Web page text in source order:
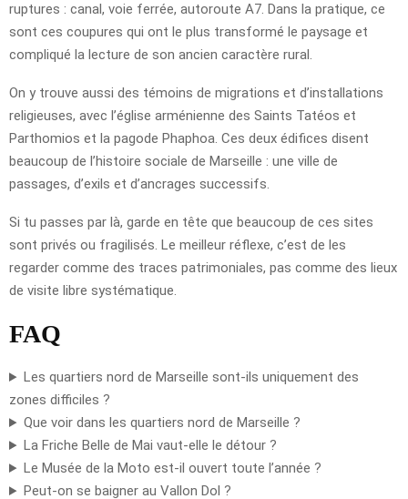
ruptures : canal, voie ferrée, autoroute A7. Dans la pratique, ce
sont ces coupures qui ont le plus transformé le paysage et
compliqué la lecture de son ancien caractère rural.
On y trouve aussi des témoins de migrations et d’installations
religieuses, avec l’église arménienne des Saints Tatéos et
Parthomios et la pagode Phaphoa. Ces deux édifices disent
beaucoup de l’histoire sociale de Marseille : une ville de
passages, d’exils et d’ancrages successifs.
Si tu passes par là, garde en tête que beaucoup de ces sites
sont privés ou fragilisés. Le meilleur réflexe, c’est de les
regarder comme des traces patrimoniales, pas comme des lieux
de visite libre systématique.
FAQ
Les quartiers nord de Marseille sont-ils uniquement des
zones difficiles ?
Que voir dans les quartiers nord de Marseille ?
La Friche Belle de Mai vaut-elle le détour ?
Le Musée de la Moto est-il ouvert toute l’année ?
Peut-on se baigner au Vallon Dol ?